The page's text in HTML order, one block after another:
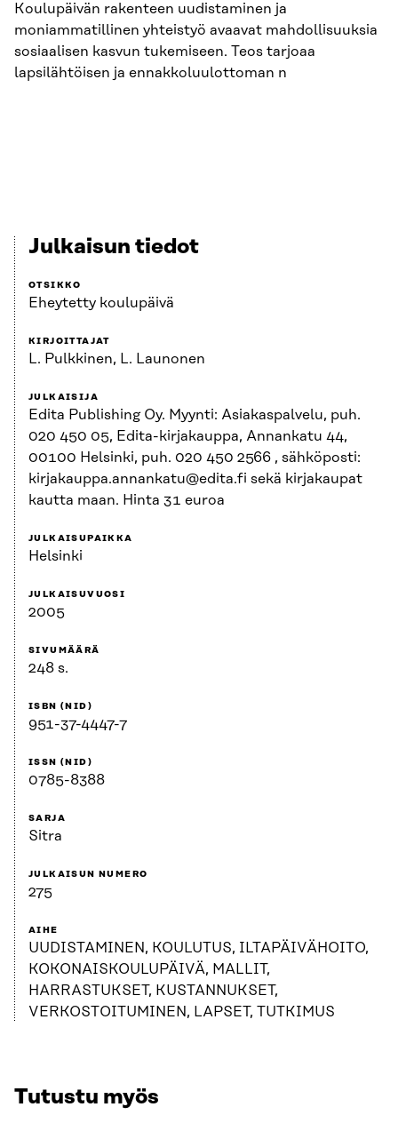
Koulupäivän rakenteen uudistaminen ja
moniammatillinen yhteistyö avaavat mahdollisuuksia
sosiaalisen kasvun tukemiseen. Teos tarjoaa
lapsilähtöisen ja ennakkoluulottoman n
Julkaisun tiedot
OTSIKKO
Eheytetty koulupäivä
KIRJOITTAJAT
L. Pulkkinen, L. Launonen
JULKAISIJA
Edita Publishing Oy. Myynti: Asiakaspalvelu, puh.
020 450 05, Edita-kirjakauppa, Annankatu 44,
00100 Helsinki, puh. 020 450 2566 , sähköposti:
kirjakauppa.annankatu@edita.fi sekä kirjakaupat
kautta maan. Hinta 31 euroa
JULKAISUPAIKKA
Helsinki
JULKAISUVUOSI
2005
SIVUMÄÄRÄ
248 s.
ISBN (NID)
951-37-4447-7
ISSN (NID)
0785-8388
SARJA
Sitra
JULKAISUN NUMERO
275
AIHE
UUDISTAMINEN, KOULUTUS, ILTAPÄIVÄHOITO,
KOKONAISKOULUPÄIVÄ, MALLIT,
HARRASTUKSET, KUSTANNUKSET,
VERKOSTOITUMINEN, LAPSET, TUTKIMUS
Tutustu myös